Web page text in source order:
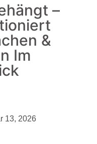
–
&
Im
13, 2026